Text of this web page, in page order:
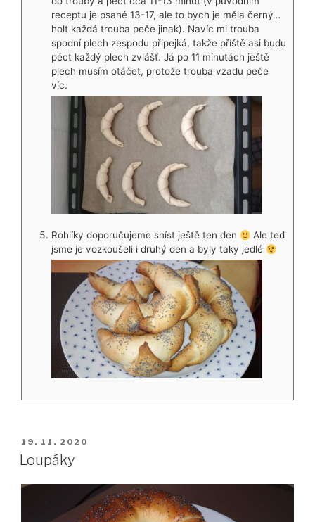
receptu je psané 13-17, ale to bych je měla černý…
holt každá trouba peče jinak). Navíc mi trouba
spodní plech zespodu připejká, takže příště asi budu
péct každý plech zvlášť. Já po 11 minutách ještě
plech musím otáčet, protože trouba vzadu peče
víc.
Rohlíky doporučujeme sníst ještě ten den
Ale teď
jsme je vozkoušeli i druhý den a byly taky jedlé
PUBLIKOVÁNO
19. 11. 2020
Loupáky